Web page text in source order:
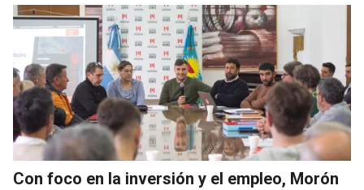
Con foco en la inversión y el empleo, Morón